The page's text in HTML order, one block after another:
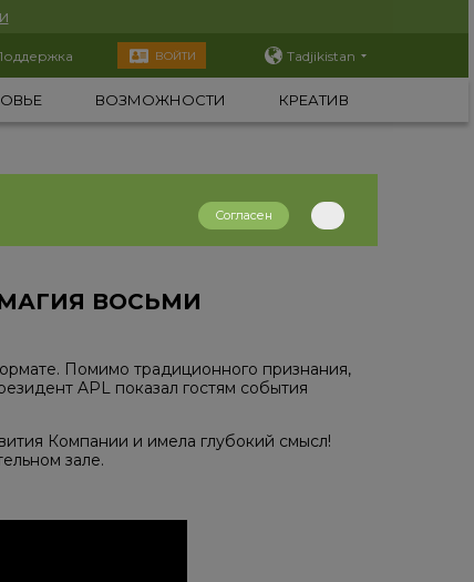
ВОЙТИ Tadjikistan
ВОЗМОЖНОСТИ КРЕАТИВ
ВОСЬМИ
Помимо традиционного признания,
APL показал гостям события
Компании и имела глубокий смысл!
зале.
Согласен